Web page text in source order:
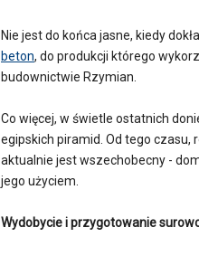
Nie jest do końca jasne, kiedy
beton, do produkcji którego
budownictwie Rzymian.
Co więcej, w świetle ostatnich
egipskich piramid. Od tego czasu,
aktualnie jest wszechobecny -
jego użyciem.
Wydobycie i przygotowanie